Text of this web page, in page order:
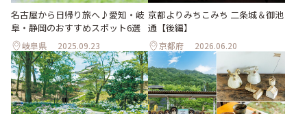
名古屋から日帰り旅へ♪愛知・岐
阜・静岡のおすすめスポット6選
岐阜県 2025.09.23
京都よりみちこみち 二条城＆御池
通【後編】
京都府 2026.06.20